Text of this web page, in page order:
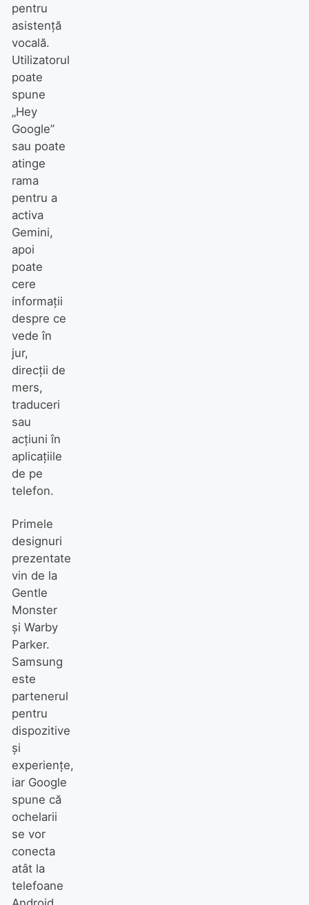
pentru
asistență
vocală.
Utilizatorul
poate
spune
„Hey
Google”
sau poate
atinge
rama
pentru a
activa
Gemini,
apoi
poate
cere
informații
despre ce
vede în
jur,
direcții de
mers,
traduceri
sau
acțiuni în
aplicațiile
de pe
telefon.
Primele
designuri
prezentate
vin de la
Gentle
Monster
și Warby
Parker.
Samsung
este
partenerul
pentru
dispozitive
și
experiențe,
iar Google
spune că
ochelarii
se vor
conecta
atât la
telefoane